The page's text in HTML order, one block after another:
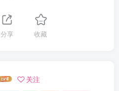
分享 收藏
关注